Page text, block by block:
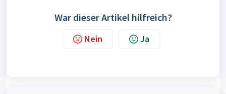
War dieser Artikel hilfreich?
Nein Ja